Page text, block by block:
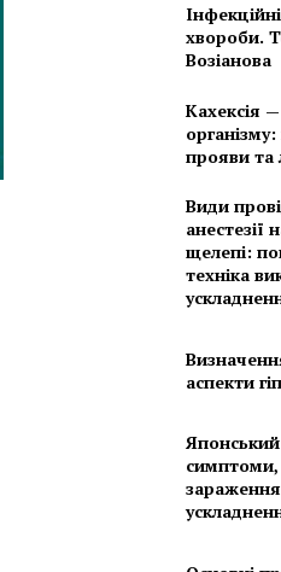
хвороби.
Возіанова
Кахексія
прояви та
Види
анестезії
щелепі:
техніка
аспекти